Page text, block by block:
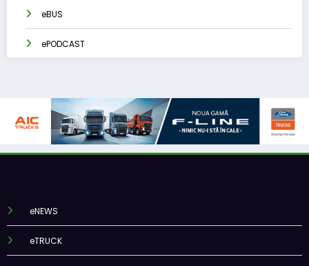
eBUS
ePODCAST
eNEWS
eTRUCK